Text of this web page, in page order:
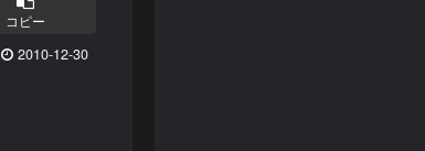
コピー
2010-12-30